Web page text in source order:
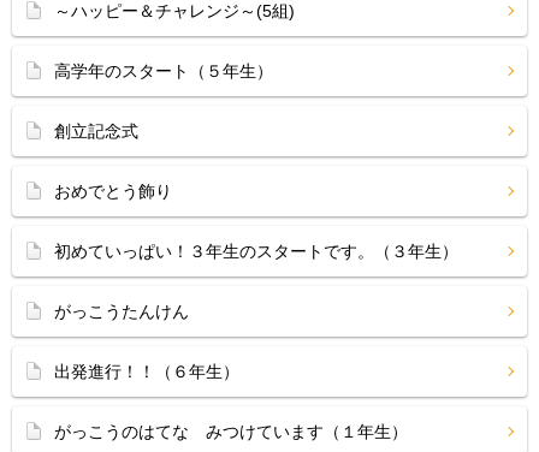
～ハッピー＆チャレンジ～(5組)
高学年のスタート（５年生）
創立記念式
おめでとう飾り
初めていっぱい！３年生のスタートです。（３年生）
がっこうたんけん
出発進行！！（６年生）
がっこうのはてな みつけています（１年生）